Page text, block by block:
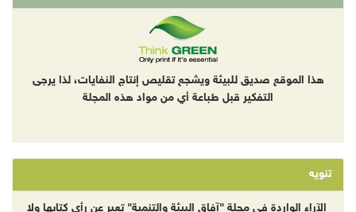
هذا الموقع صديق للبيئة ويشجع تقليص إنتاج النفايات، لذا يرجى
التفكير قبل طباعة أي من مواد هذه المجلة
تنويه
الآراء الواردة في مجلة "آفاق البيئة والتنمية" تعبر عن رأي كتابها ولا